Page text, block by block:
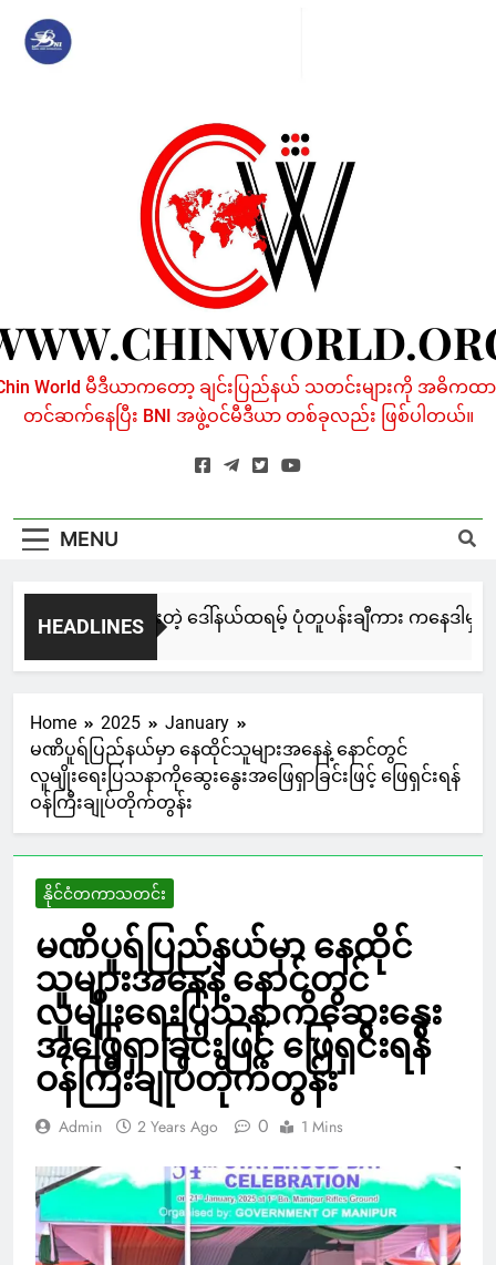
content
World မီဒီယာကတော့ ချင်းပြည်နယ် သတင်းများကို အဓိကထာ
တင်ဆက်နေပြီး BNI အဖွဲ့ဝင်မီဒီယာ တစ်ခုလည်း ဖြစ်ပါတယ်။
MENU
HEADLINES
းချေးနဲ့ ရေးဆွဲထားတဲ့ ဒေါ်နယ်ထရမ့် ပုံတူပန်းချီကား ကနေဒါမှာ ဒ
Ago
Home 2025
January
မဏိပူရ်ပြည်နယ်မှာ နေထိုင်သူများအနေနဲ့ နောင်တွင်
လူမျိုးရေးပြသနာကိုဆွေးနွေးအဖြေရှာခြင်းဖြင့် ဖြေရှင်းရန်
ဝန်ကြီးချုပ်တိုက်တွန်း
နိုင်ငံတကာသတင်း
မဏိပူရ်ပြည်နယ်မှာ နေထိုင်
သူများအနေနဲ့ နောင်တွင်
လူမျိုးရေးပြသနာကိုဆွေးနွေး
အဖြေရှာခြင်းဖြင့် ဖြေရှင်းရန်
ဝန်ကြီးချုပ်တိုက်တွန်း
Admin 2 Years Ago 0 1 Mins